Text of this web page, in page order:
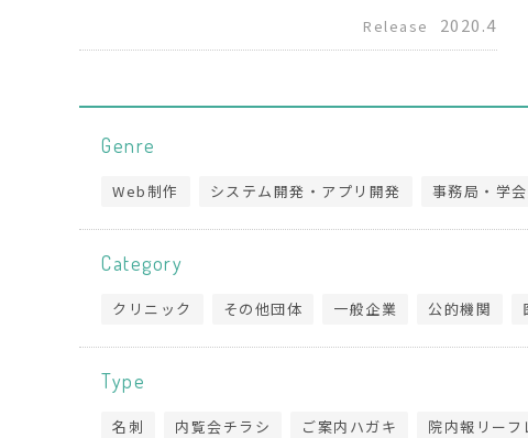
Release 2020.4
Genre
Web制作 システム開発・アプリ開発 事務局・学
Category
クリニック その他団体 一般企業 公的機関
Type
名刺 内覧会チラシ ご案内ハガキ 院内報リーフ